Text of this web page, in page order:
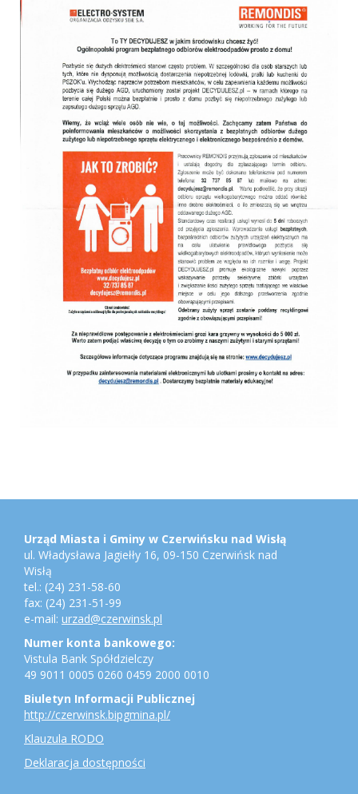
Adres
konto
bankowe,
jednostki
gminne
Urząd Miasta i Gminy w Czerwińsku nad Wisłą
ul. Władysława Jagiełły 16, 09-150 Czerwińsk nad
Wisłą
tel.: (24) 231-58-60
fax: (24) 231-51-99
e-mail: urzad@czerwinsk.pl
Numer konta bankowego:
Vistula Bank Spółdzielczy
49 9011 0005 0260 0459 2000 0010
Biuletyn Informacji Publicznej
http://czerwinsk.bipgmina.pl/
Klauzula RODO
Deklaracja dostępności